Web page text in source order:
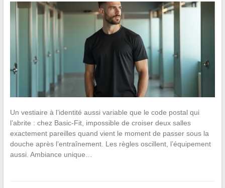
Un vestiaire à l’identité aussi variable que le code postal qui
l’abrite : chez Basic-Fit, impossible de croiser deux salles
exactement pareilles quand vient le moment de passer sous la
douche après l’entraînement. Les règles oscillent, l’équipement
aussi. Ambiance unique…